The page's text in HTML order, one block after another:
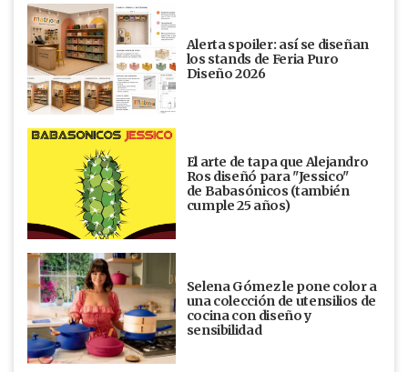
Alerta spoiler: así se diseñan
los stands de Feria Puro
Diseño 2026
El arte de tapa que Alejandro
Ros diseñó para "Jessico"
de Babasónicos (también
cumple 25 años)
Selena Gómez le pone color a
una colección de utensilios de
cocina con diseño y
sensibilidad